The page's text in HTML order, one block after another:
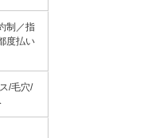
制／指
度払い
/毛穴/